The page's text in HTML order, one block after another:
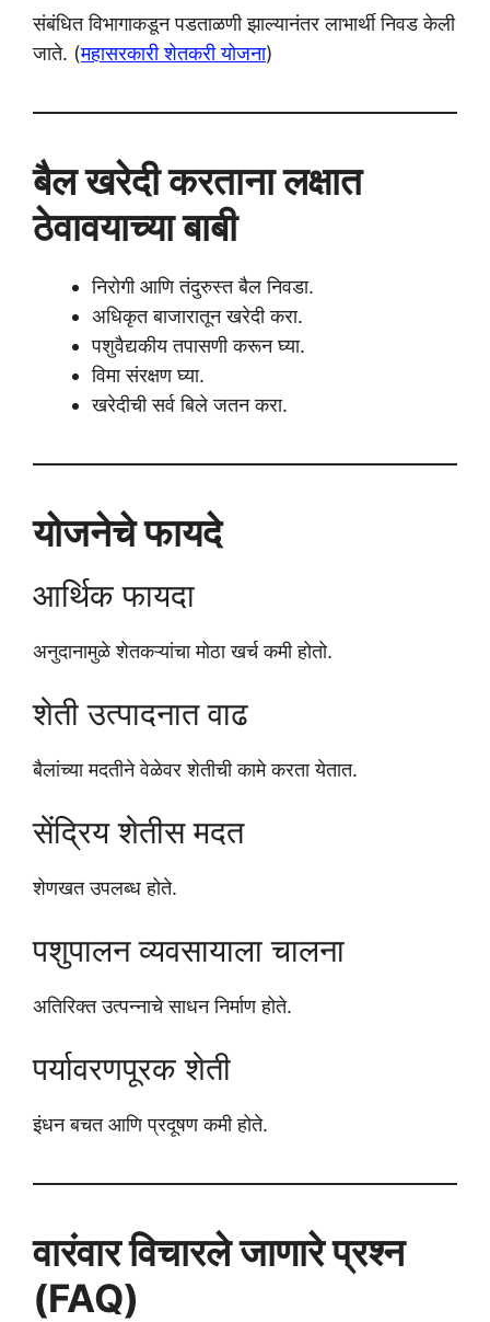
संबंधित विभागाकडून पडताळणी झाल्यानंतर लाभार्थी निवड केली
जाते. (महासरकारी शेतकरी योजना)
बैल खरेदी करताना लक्षात
ठेवावयाच्या बाबी
निरोगी आणि तंदुरुस्त बैल निवडा.
अधिकृत बाजारातून खरेदी करा.
पशुवैद्यकीय तपासणी करून घ्या.
विमा संरक्षण घ्या.
खरेदीची सर्व बिले जतन करा.
योजनेचे फायदे
आर्थिक फायदा
अनुदानामुळे शेतकऱ्यांचा मोठा खर्च कमी होतो.
शेती उत्पादनात वाढ
बैलांच्या मदतीने वेळेवर शेतीची कामे करता येतात.
सेंद्रिय शेतीस मदत
शेणखत उपलब्ध होते.
पशुपालन व्यवसायाला चालना
अतिरिक्त उत्पन्नाचे साधन निर्माण होते.
पर्यावरणपूरक शेती
इंधन बचत आणि प्रदूषण कमी होते.
वारंवार विचारले जाणारे प्रश्न
(FAQ)